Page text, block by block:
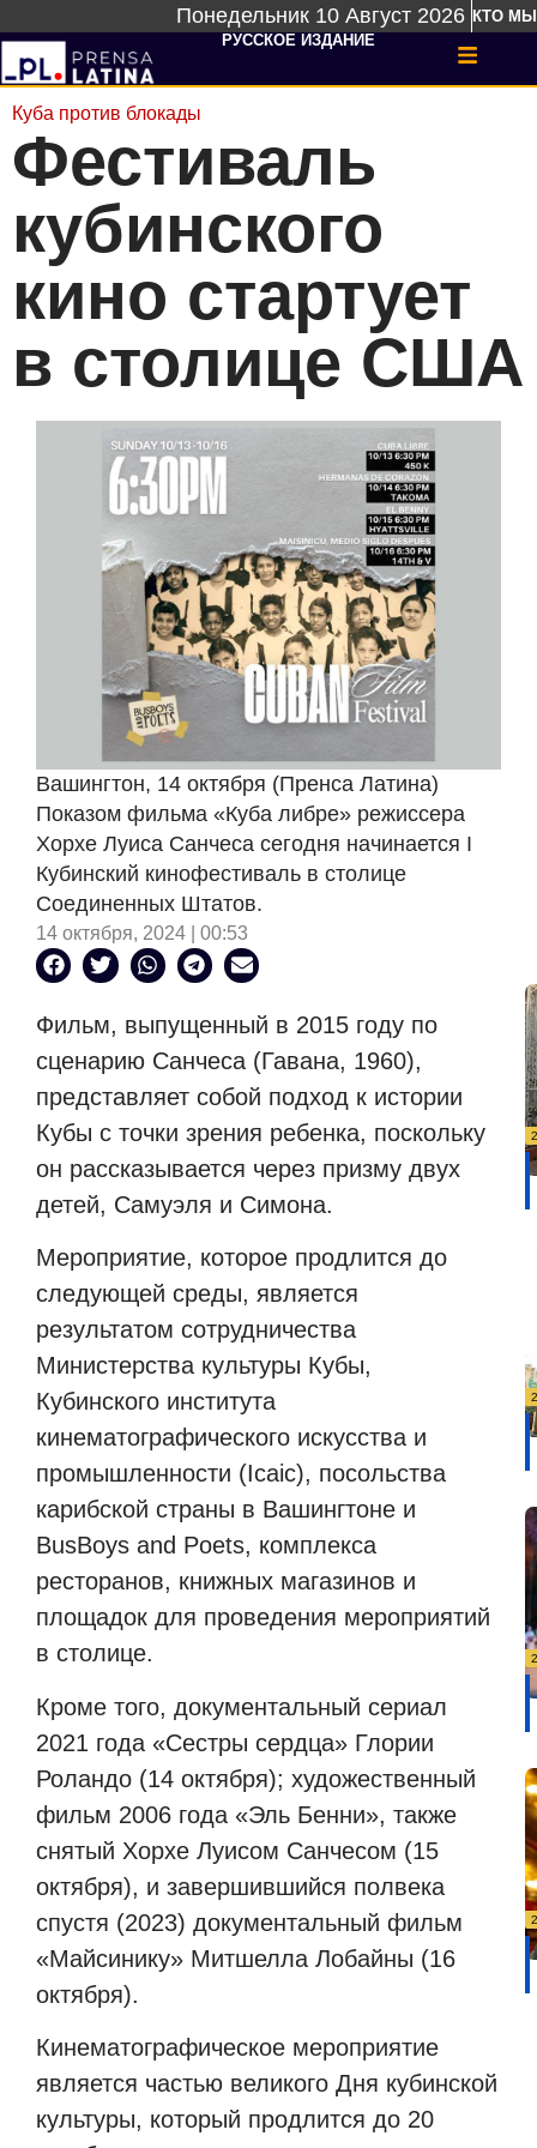
Понедельник 10 Август 2026 КТО МЫ
РУССКОЕ ИЗДАНИЕ
Куба против блокады
Фестиваль
кубинского
кино стартует
в столице США
Вашингтон, 14 октября (Пренса Латина)
Показом фильма «Куба либре» режиссера
Хорхе Луиса Санчеса сегодня начинается I
Кубинский кинофестиваль в столице
Соединенных Штатов.
14 октября, 2024 | 00:53
Фильм, выпущенный в 2015 году по
сценарию Санчеса (Гавана, 1960),
представляет собой подход к истории
Кубы с точки зрения ребенка, поскольку
он рассказывается через призму двух
детей, Самуэля и Симона.
Мероприятие, которое продлится до
следующей среды, является
результатом сотрудничества
Министерства культуры Кубы,
Кубинского института
кинематографического искусства и
промышленности (Icaic), посольства
карибской страны в Вашингтоне и
BusBoys and Poets, комплекса
ресторанов, книжных магазинов и
площадок для проведения мероприятий
в столице.
Кроме того, документальный сериал
2021 года «Сестры сердца» Глории
Роландо (14 октября); художественный
фильм 2006 года «Эль Бенни», также
снятый Хорхе Луисом Санчесом (15
октября), и завершившийся полвека
спустя (2023) документальный фильм
«Майсинику» Митшелла Лобайны (16
октября).
Кинематографическое мероприятие
является частью великого Дня кубинской
культуры, который продлится до 20